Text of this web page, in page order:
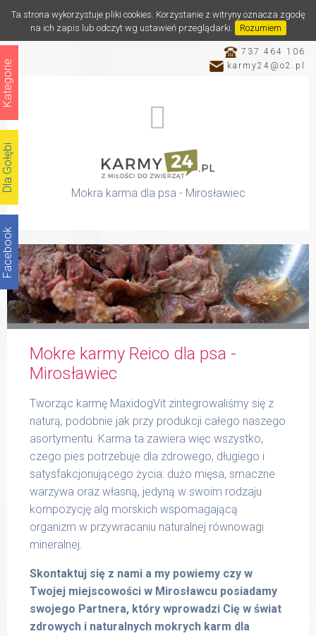
Ta strona wykorzystuje pliki cookies. Korzystanie z witryny oznacza zgodę
na ich zapis lub odczyt wg ustawień przeglądarki.
Rozumiem
737 464 106
karmy24@o2.pl
Mokra karma dla psa - Mirosławiec
Katalog
Formularz
Produkty Reico
Kontakt
Mokre karmy Reico dla psa -
Mirosławiec
Tworząc karmę MaxidogVit zintegrowaliśmy się z
naturą, podobnie jak przy produkcji całego naszego
asortymentu. Karma ta zawiera więc wszystko,
czego pies potrzebuje dla zdrowego, długiego i
satysfakcjonującego życia: dużo mięsa, smaczne
warzywa oraz własną, jedyną w swoim rodzaju
kompozycję alg morskich wspomagającą
organizm w przywracaniu naturalnej równowagi
mineralnej.
Skontaktuj się z nami a my powiemy czy w
Twojej miejscowości w Mirosławcu posiadamy
swojego Partnera, który wprowadzi Cię w świat
zdrowych i naturalnych mokrych karm dla
Facebook
Dla Gołębi
Kategorie